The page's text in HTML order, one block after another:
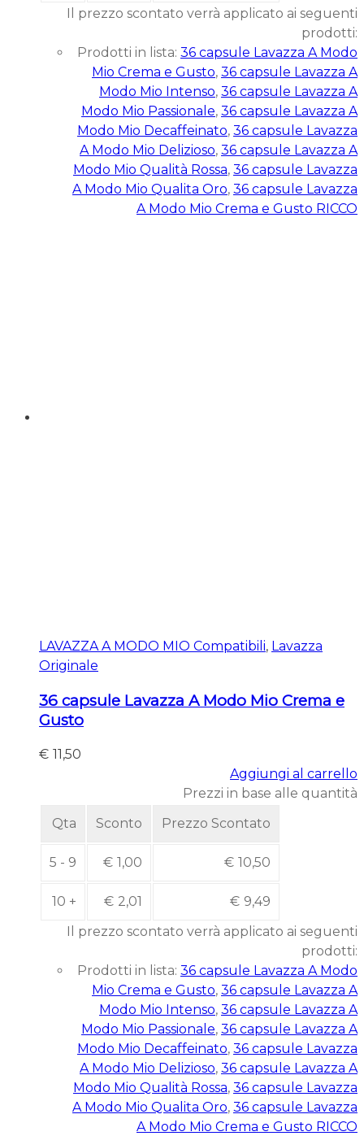
Il prezzo scontato verrà applicato ai seguenti
prodotti:
Prodotti in lista: 36 capsule Lavazza A Modo
Mio Crema e Gusto, 36 capsule Lavazza A
Modo Mio Intenso, 36 capsule Lavazza A
Modo Mio Passionale, 36 capsule Lavazza A
Modo Mio Decaffeinato, 36 capsule Lavazza
A Modo Mio Delizioso, 36 capsule Lavazza A
Modo Mio Qualità Rossa, 36 capsule Lavazza
A Modo Mio Qualita Oro, 36 capsule Lavazza
A Modo Mio Crema e Gusto RICCO
LAVAZZA A MODO MIO Compatibili, Lavazza
Originale
36 capsule Lavazza A Modo Mio Crema e
Gusto
€ 11,50
Aggiungi al carrello
Prezzi in base alle quantità
Qta
Sconto Prezzo Scontato
5 - 9 € 1,00 € 10,50
10 + € 2,01 € 9,49
Il prezzo scontato verrà applicato ai seguenti
prodotti:
Prodotti in lista: 36 capsule Lavazza A Modo
Mio Crema e Gusto, 36 capsule Lavazza A
Modo Mio Intenso, 36 capsule Lavazza A
Modo Mio Passionale, 36 capsule Lavazza A
Modo Mio Decaffeinato, 36 capsule Lavazza
A Modo Mio Delizioso, 36 capsule Lavazza A
Modo Mio Qualità Rossa, 36 capsule Lavazza
A Modo Mio Qualita Oro, 36 capsule Lavazza
A Modo Mio Crema e Gusto RICCO